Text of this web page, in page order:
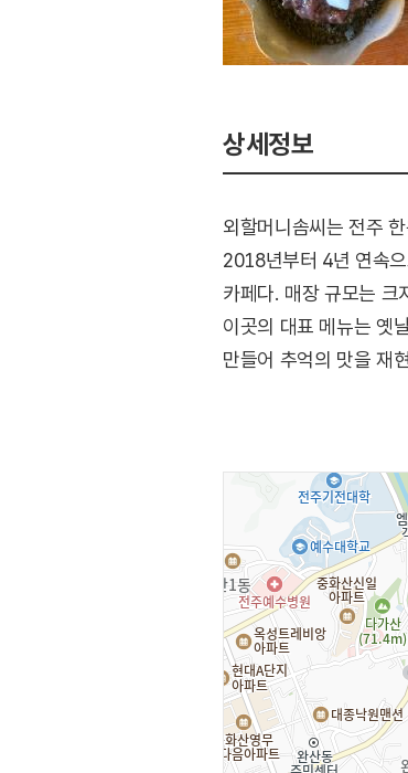
상세정보
외할머니솜씨는 전주
2018년부터 4년 연속
카페다. 매장 규모는 크
이곳의 대표 메뉴는 옛
만들어 추억의 맛을 재